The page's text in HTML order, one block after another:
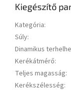
Kiegészítő
Kategória:
Súly:
Dinamikus
Kerékátmérő:
Teljes magasság:
Kerékszélesség: